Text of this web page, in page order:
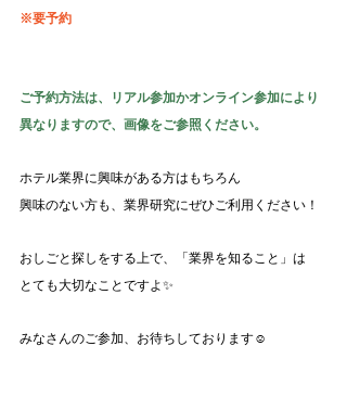
※要予約
ご予約方法は、リアル参加かオンライン参加により
異なりますので、画像をご参照ください。
ホテル業界に興味がある方はもちろん
興味のない方も、業界研究にぜひご利用ください！
おしごと探しをする上で、「業界を知ること」は
とても大切なことですよ✨
みなさんのご参加、お待ちしております☺